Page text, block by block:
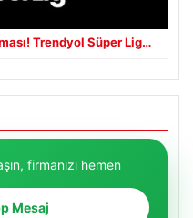
Trendyol Süper Lig…
firmanızı hemen
Mesaj